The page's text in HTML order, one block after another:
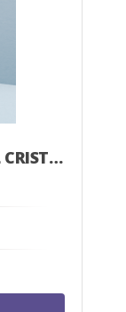
FRASCO CAPSULERO 110 ML CRISTAL